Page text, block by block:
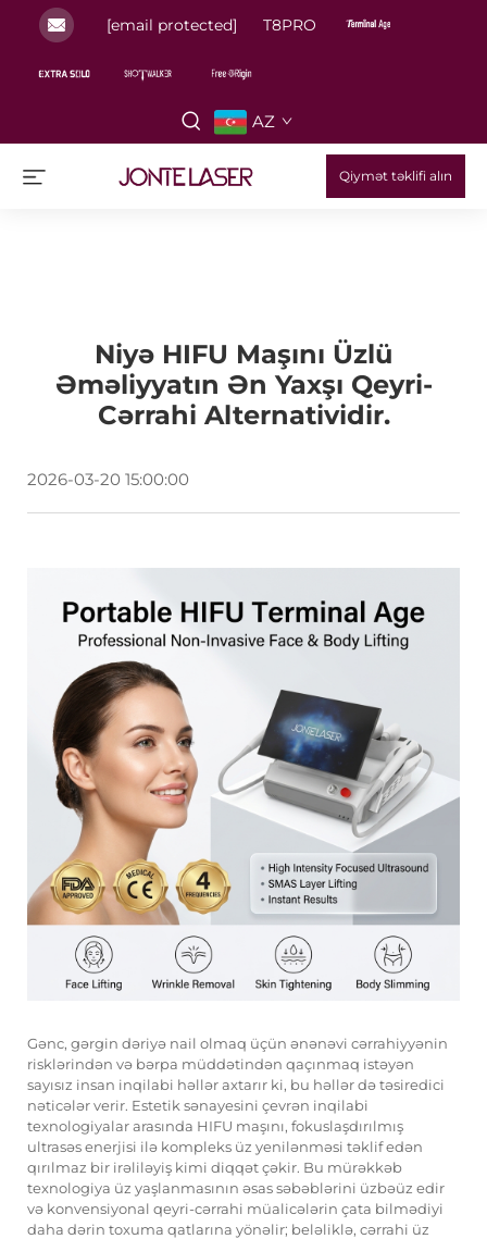
[email protected] T8PRO
AZ
Qiymət təklifi alın
Niyə HIFU Maşını Üzlü
Əməliyyatın Ən Yaxşı Qeyri-
Cərrahi Alternatividir.
2026-03-20 15:00:00
Gənc, gərgin dəriyə nail olmaq üçün ənənəvi cərrahiyyənin
risklərindən və bərpa müddətindən qaçınmaq istəyən
sayısız insan inqilabi həllər axtarır ki, bu həllər də təsiredici
nəticələr verir. Estetik sənayesini çevrən inqilabi
texnologiyalar arasında HIFU maşını, fokuslaşdırılmış
ultrasəs enerjisi ilə kompleks üz yenilənməsi təklif edən
qırılmaz bir irəliləyiş kimi diqqət çəkir. Bu mürəkkəb
texnologiya üz yaşlanmasının əsas səbəblərini üzbəüz edir
və konvensiyonal qeyri-cərrahi müalicələrin çata bilmədiyi
daha dərin toxuma qatlarına yönəlir; beləliklə, cərrahi üz